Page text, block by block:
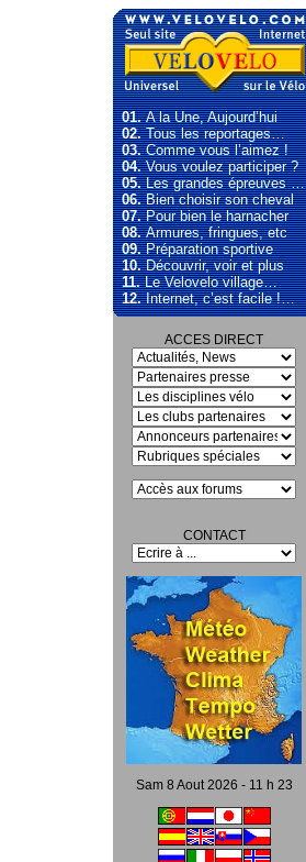
01.A la Une, Aujourd’hui
02.Tous les reportages…
03.Comme vous l’aimez !
04.Vous voulez participer ?
05.Les grandes épreuves …
06.Bien choisir son cheval
07.Pour bien le harnacher
08.Armures, fringues, etc
09.Préparation sportive
10.Découvrir, voir et plus
11.Le Velovelo village…
12.Internet, c’est facile !…
ACCES DIRECT
CONTACT
Sam 8 Aout 2026 - 11 h 23